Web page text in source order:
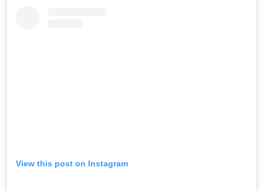
View this post on Instagram